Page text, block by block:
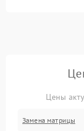
Цены
Замена матрицы